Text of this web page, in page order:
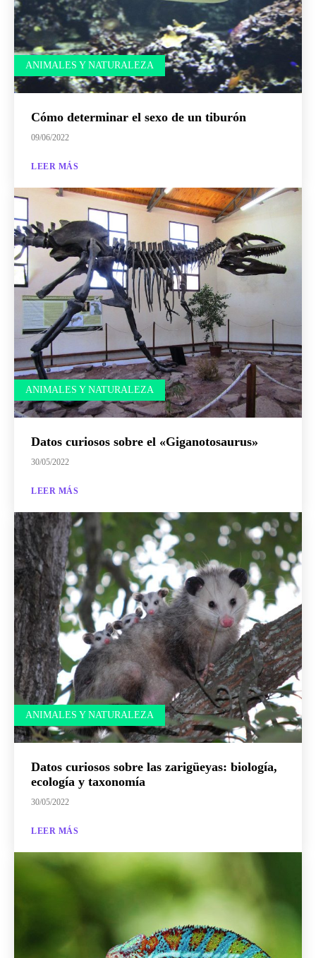
ANIMALES Y NATURALEZA
Cómo determinar el sexo de un tiburón
09/06/2022
LEER MÁS
ANIMALES Y NATURALEZA
Datos curiosos sobre el «Giganotosaurus»
30/05/2022
LEER MÁS
ANIMALES Y NATURALEZA
Datos curiosos sobre las zarigüeyas: biología,
ecología y taxonomía
30/05/2022
LEER MÁS